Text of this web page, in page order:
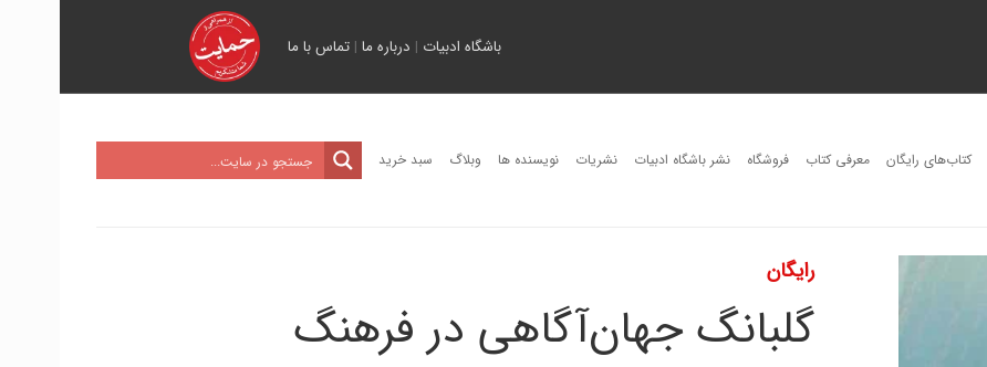
باشگاه ادبیات | درباره ما |تماس با ما
کتاب‌های رایگان معرفی کتاب فروشگاه نشر باشگاه ادبیات نشریات نویسنده ها وبلاگ سبد خرید
رایگان
گلبانگ جهان‌آگاهی در فرهنگ